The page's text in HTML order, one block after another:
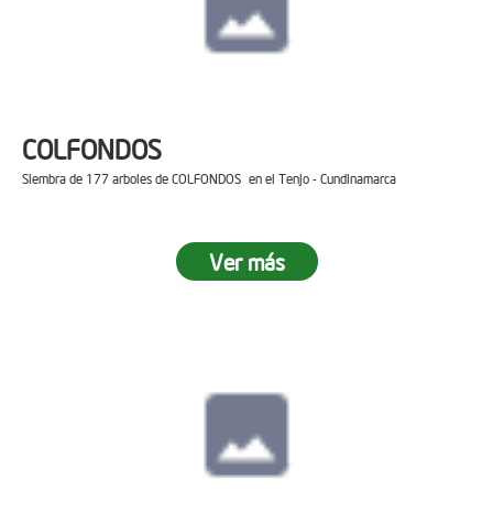
COLFONDOS
Siembra de 177 arboles de COLFONDOS en el Tenjo - Cundinamarca
Ver más